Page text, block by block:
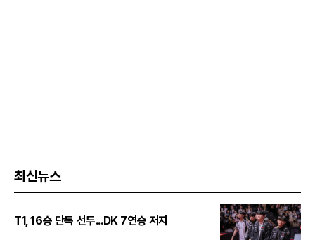
최신뉴스
T1, 16승 단독 선두...DK 7연승 저지